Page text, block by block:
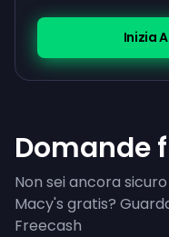
Inizia
Domande
Non sei ancora
Macy's gratis?
Freecash